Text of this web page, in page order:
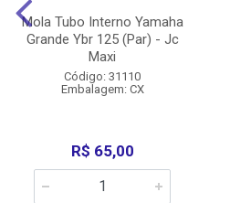
Mola Tubo Interno Yamaha
Grande Ybr 125 (Par) - Jc
Maxi
Código: 31110
Embalagem: CX
R$ 65,00